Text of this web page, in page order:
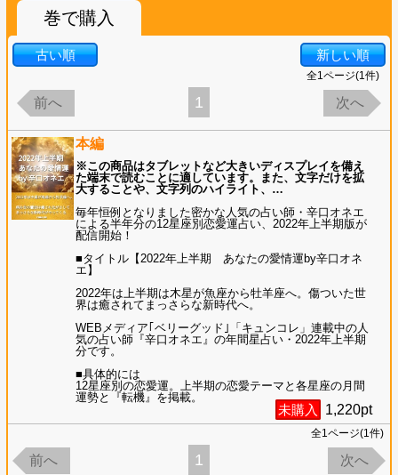
巻で購入
古い順 新しい順
全1ページ(1件)
前へ 1 次へ
本編
※この商品はタブレットなど大きいディスプレイを備え
た端末で読むことに適しています。また、文字だけを拡
大することや、文字列のハイライト、 …
毎年恒例となりました密かな人気の占い師・辛口オネエ
による半年分の12星座別恋愛運占い、2022年上半期版が
配信開始！
■タイトル【2022年上半期 あなたの愛情運by辛口オネ
エ】
2022年は上半期は木星が魚座から牡羊座へ。傷ついた世
界は癒されてまっさらな新時代へ。
WEBメディア｢ベリーグッド｣「キュンコレ」連載中の人
気の占い師『辛口オネエ』の年間星占い・2022年上半期
分です。
■具体的には
12星座別の恋愛運。上半期の恋愛テーマと各星座の月間
運勢と『転機』を掲載。
未購入 1,220pt
全1ページ(1件)
前へ 1 次へ